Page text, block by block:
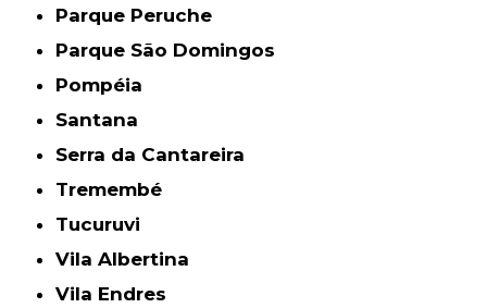
Parque Peruche
Parque São Domingos
Pompéia
Santana
Serra da Cantareira
Tremembé
Tucuruvi
Vila Albertina
Vila Endres